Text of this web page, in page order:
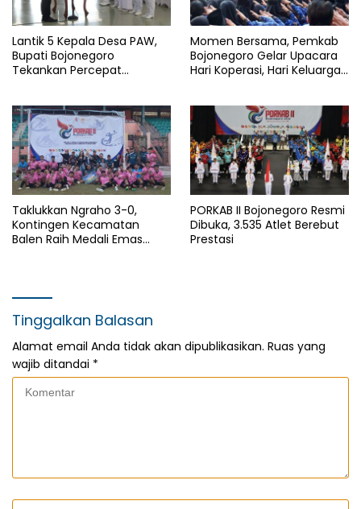
Lantik 5 Kepala Desa PAW,
Bupati Bojonegoro
Tekankan Percepat
Momen Bersama, Pemkab
Bojonegoro Gelar Upacara
Hari Koperasi, Hari Keluarga
Taklukkan Ngraho 3-0,
Kontingen Kecamatan
Balen Raih Medali Emas
PORKAB II Bojonegoro Resmi
Dibuka, 3.535 Atlet Berebut
Prestasi
Tinggalkan Balasan
Alamat email Anda tidak akan dipublikasikan. Ruas yang
wajib ditandai *